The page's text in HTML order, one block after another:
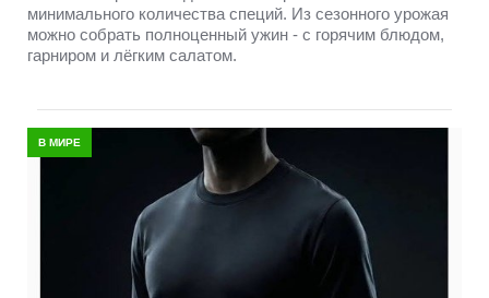
минимального количества специй. Из сезонного урожая
можно собрать полноценный ужин - с горячим блюдом,
гарниром и лёгким салатом.
В МИРЕ